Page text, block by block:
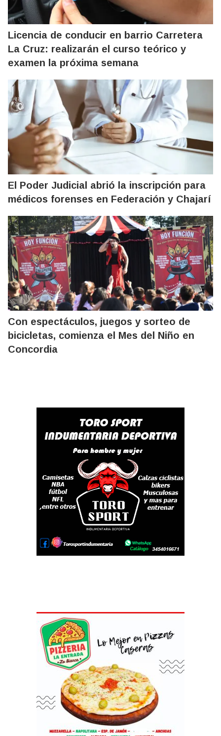
Licencia de conducir en barrio Carretera
La Cruz: realizarán el curso teórico y
examen la próxima semana
El Poder Judicial abrió la inscripción para
médicos forenses en Federación y Chajarí
Con espectáculos, juegos y sorteo de
bicicletas, comienza el Mes del Niño en
Concordia